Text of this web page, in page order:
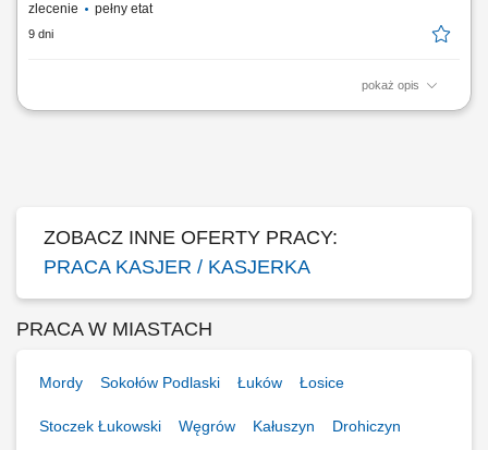
zlecenie
pełny etat
9 dni
pokaż opis
Twoje zadania: Praca fizyczna w dziale warzyw i owoców. Obsługa kasy
ZOBACZ INNE OFERTY PRACY:
PRACA KASJER / KASJERKA
PRACA W MIASTACH
Mordy Sokołów Podlaski Łuków Łosice
Stoczek Łukowski Węgrów Kałuszyn Drohiczyn